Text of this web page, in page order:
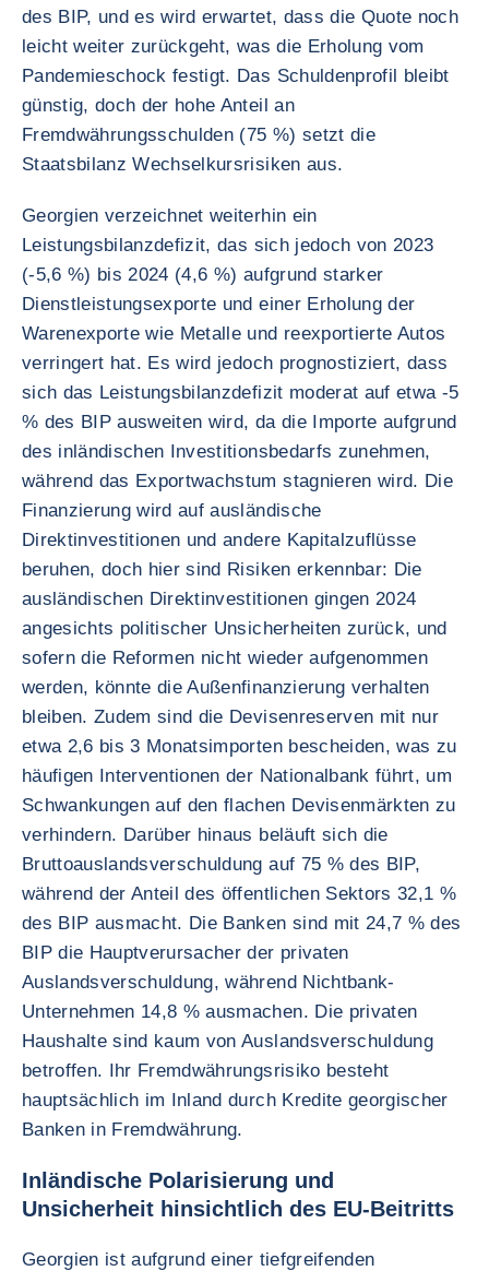
des BIP, und es wird erwartet, dass die Quote noch
leicht weiter zurückgeht, was die Erholung vom
Pandemieschock festigt. Das Schuldenprofil bleibt
günstig, doch der hohe Anteil an
Fremdwährungsschulden (75 %) setzt die
Staatsbilanz Wechselkursrisiken aus.
Georgien verzeichnet weiterhin ein
Leistungsbilanzdefizit, das sich jedoch von 2023
(-5,6 %) bis 2024 (4,6 %) aufgrund starker
Dienstleistungsexporte und einer Erholung der
Warenexporte wie Metalle und reexportierte Autos
verringert hat. Es wird jedoch prognostiziert, dass
sich das Leistungsbilanzdefizit moderat auf etwa -5
% des BIP ausweiten wird, da die Importe aufgrund
des inländischen Investitionsbedarfs zunehmen,
während das Exportwachstum stagnieren wird. Die
Finanzierung wird auf ausländische
Direktinvestitionen und andere Kapitalzuflüsse
beruhen, doch hier sind Risiken erkennbar: Die
ausländischen Direktinvestitionen gingen 2024
angesichts politischer Unsicherheiten zurück, und
sofern die Reformen nicht wieder aufgenommen
werden, könnte die Außenfinanzierung verhalten
bleiben. Zudem sind die Devisenreserven mit nur
etwa 2,6 bis 3 Monatsimporten bescheiden, was zu
häufigen Interventionen der Nationalbank führt, um
Schwankungen auf den flachen Devisenmärkten zu
verhindern. Darüber hinaus beläuft sich die
Bruttoauslandsverschuldung auf 75 % des BIP,
während der Anteil des öffentlichen Sektors 32,1 %
des BIP ausmacht. Die Banken sind mit 24,7 % des
BIP die Hauptverursacher der privaten
Auslandsverschuldung, während Nichtbank-
Unternehmen 14,8 % ausmachen. Die privaten
Haushalte sind kaum von Auslandsverschuldung
betroffen. Ihr Fremdwährungsrisiko besteht
hauptsächlich im Inland durch Kredite georgischer
Banken in Fremdwährung.
Inländische Polarisierung und
Unsicherheit hinsichtlich des EU-Beitritts
Georgien ist aufgrund einer tiefgreifenden